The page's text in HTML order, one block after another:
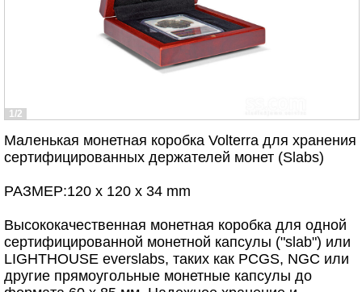
1/2
Маленькая монетная коробка Volterra для хранения
сертифицированных держателей монет (Slabs)
РАЗМЕР:120 x 120 x 34 mm
Высококачественная монетная коробка для одной
сертифицированной монетной капсулы ("slab") или
LIGHTHOUSE everslabs, таких как PCGS, NGC или
другие прямоугольные монетные капсулы до